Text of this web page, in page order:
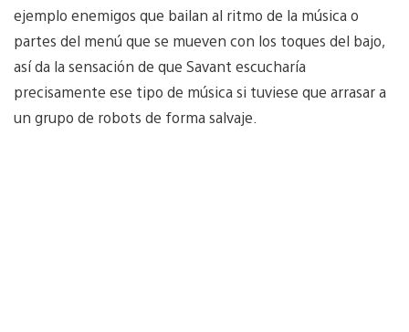
ejemplo enemigos que bailan al ritmo de la música o
partes del menú que se mueven con los toques del bajo,
así da la sensación de que Savant escucharía
precisamente ese tipo de música si tuviese que arrasar a
un grupo de robots de forma salvaje.